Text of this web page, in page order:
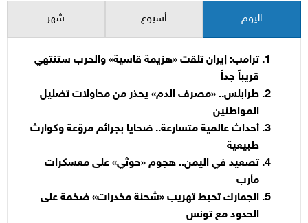
اليوم أسبوع شهر
ترامب: إيران تلقت «هزيمة قاسية» والحرب ستنتهي
قريباً جداً
طرابلس.. «مصرف الدم» يحذر من محاولات تضليل
المواطنين
أحداث عالمية متسارعة.. ضحايا بجرائم مروّعة وكوارث
طبيعية
تصعيد في اليمن.. هجوم «حوثي» على معسكرات
مأرب
الجمارك تحبط تهريب «شحنة مخدرات» ضخمة على
الحدود مع تونس